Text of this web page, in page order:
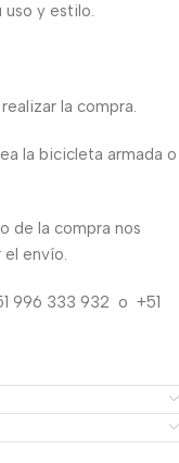
y estilo.
la compra.
la bicicleta armada o
de la compra nos
envío.
996 333 932 o +51